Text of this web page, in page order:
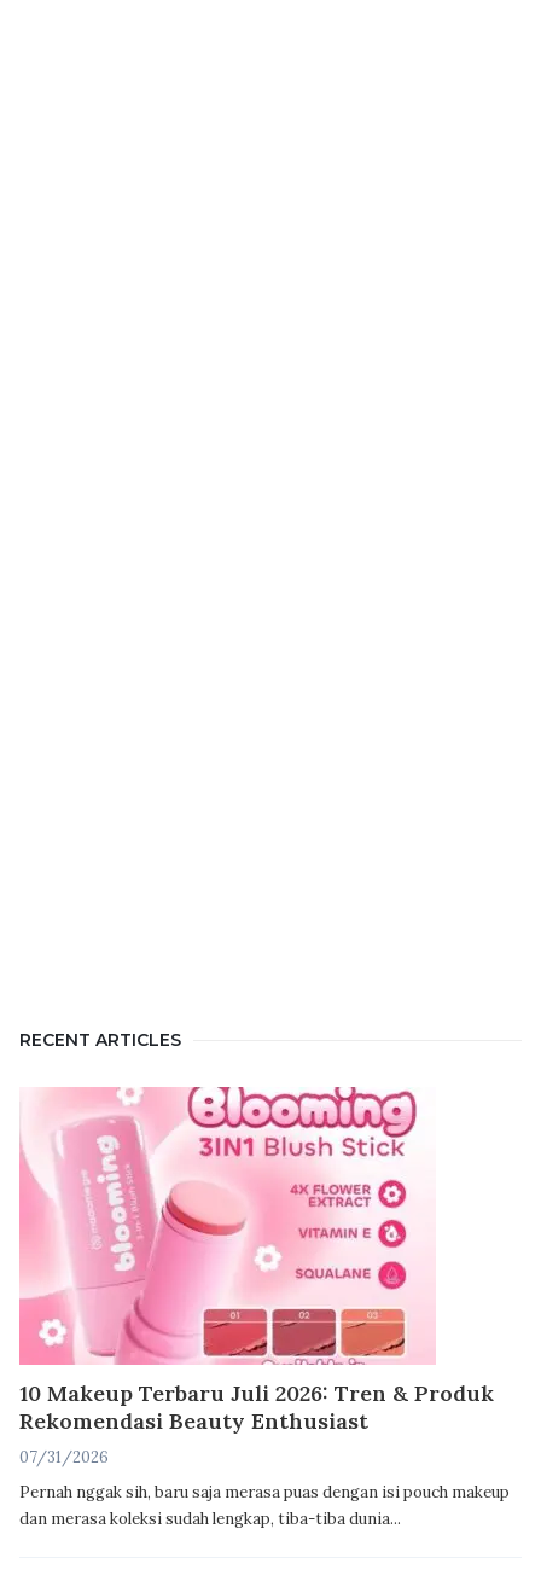
RECENT ARTICLES
10 Makeup Terbaru Juli 2026: Tren & Produk
Rekomendasi Beauty Enthusiast
07/31/2026
Pernah nggak sih, baru saja merasa puas dengan isi pouch makeup
dan merasa koleksi sudah lengkap, tiba-tiba dunia...